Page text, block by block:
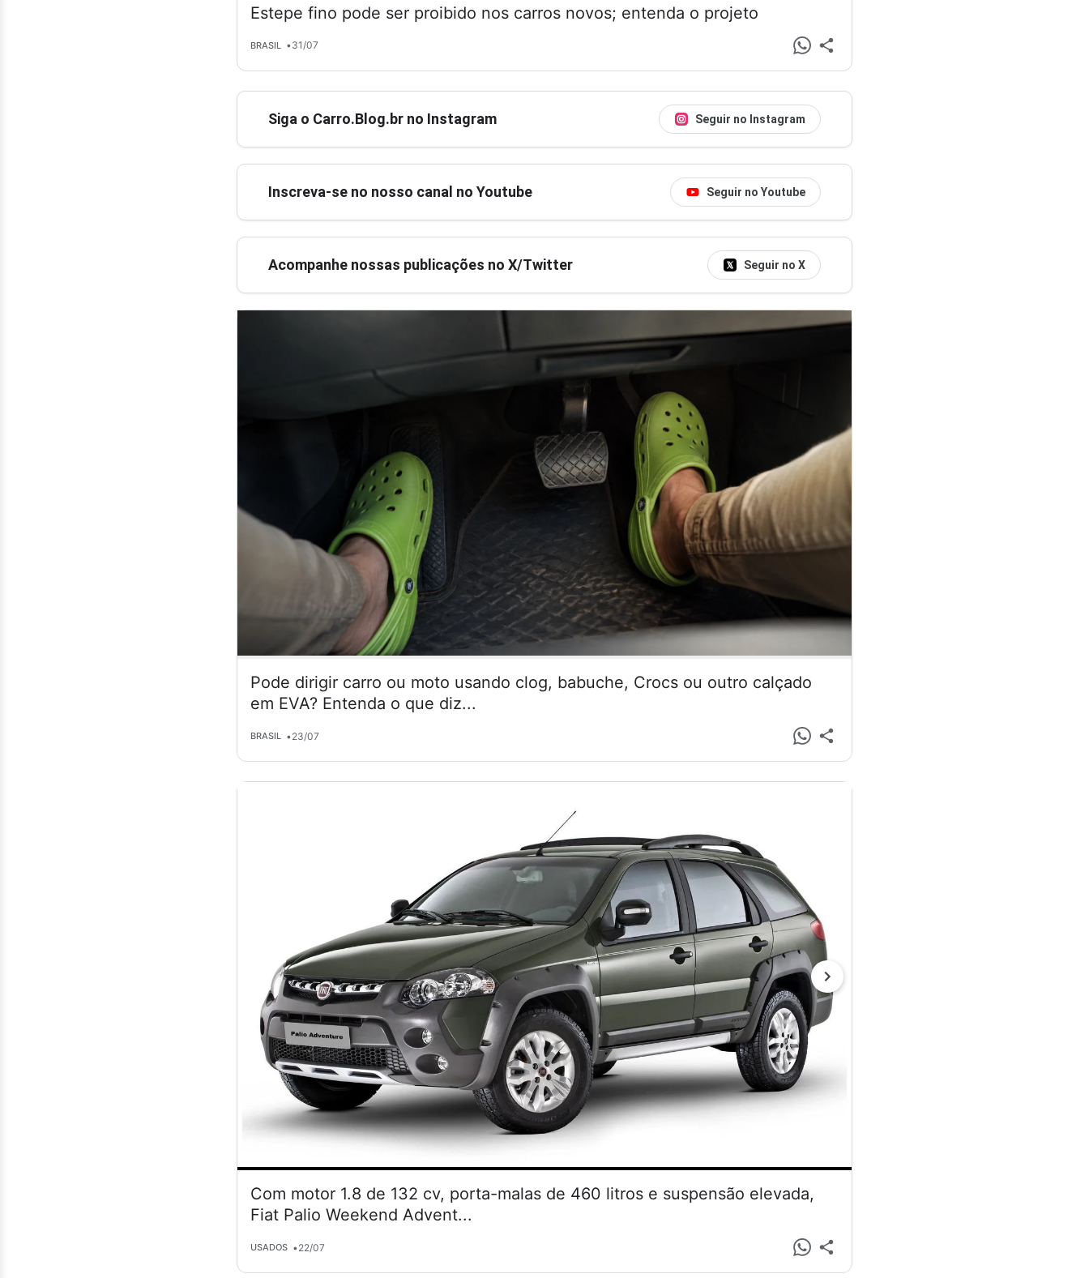
Estepe fino pode ser proibido nos carros novos; entenda o projeto
BRASIL •31/07
Siga o Carro.Blog.br no Instagram Seguir no Instagram
Inscreva-se no nosso canal no Youtube Seguir no Youtube
Acompanhe nossas publicações no X/Twitter Seguir no X
Pode dirigir carro ou moto usando clog, babuche, Crocs ou outro calçado
em EVA? Entenda o que diz...
BRASIL •23/07
Com motor 1.8 de 132 cv, porta-malas de 460 litros e suspensão elevada,
Fiat Palio Weekend Advent...
USADOS •22/07